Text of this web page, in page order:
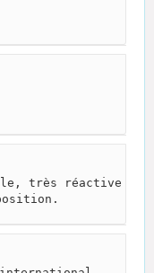
très réactive